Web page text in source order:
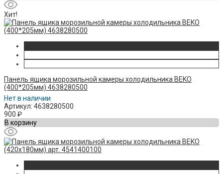
Хит!
Панель ящика морозильной камеры холодильника BEKO
(400*205мм) 4638280500
Нет в наличии
Артикул: 4638280500
900 ₽
В корзину